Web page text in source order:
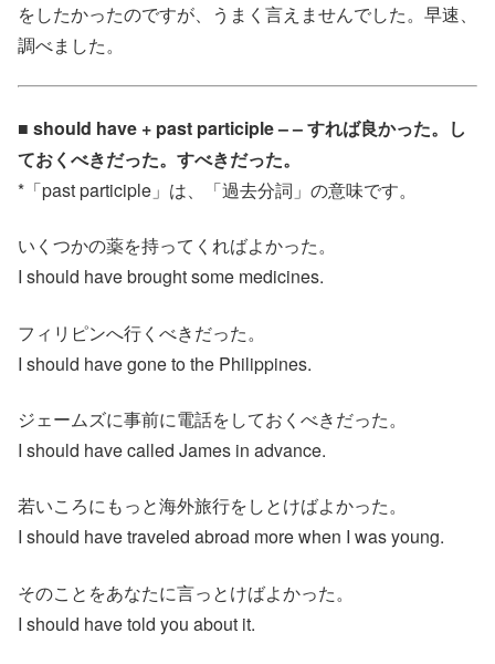
をしたかったのですが、うまく言えませんでした。早速、
調べました。
■ should have + past participle – – すれば良かった。し
ておくべきだった。すべきだった。
*「past participle」は、「過去分詞」の意味です。
いくつかの薬を持ってくればよかった。
I should have brought some medicines.
フィリピンへ行くべきだった。
I should have gone to the Philippines.
ジェームズに事前に電話をしておくべきだった。
I should have called James in advance.
若いころにもっと海外旅行をしとけばよかった。
I should have traveled abroad more when I was young.
そのことをあなたに言っとけばよかった。
I should have told you about it.